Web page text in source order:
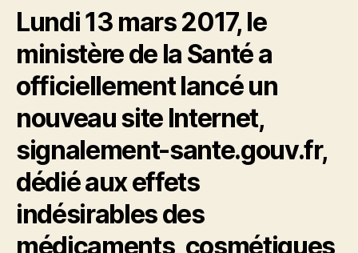
médicaments,
tatouages
et
autres
cosmétiques
sur
l’organisme
Lundi 13 mars 2017, le
ministère de la Santé a
officiellement lancé un
nouveau site Internet,
signalement-sante.gouv.fr,
dédié aux effets
indésirables des
médicaments, cosmétiques